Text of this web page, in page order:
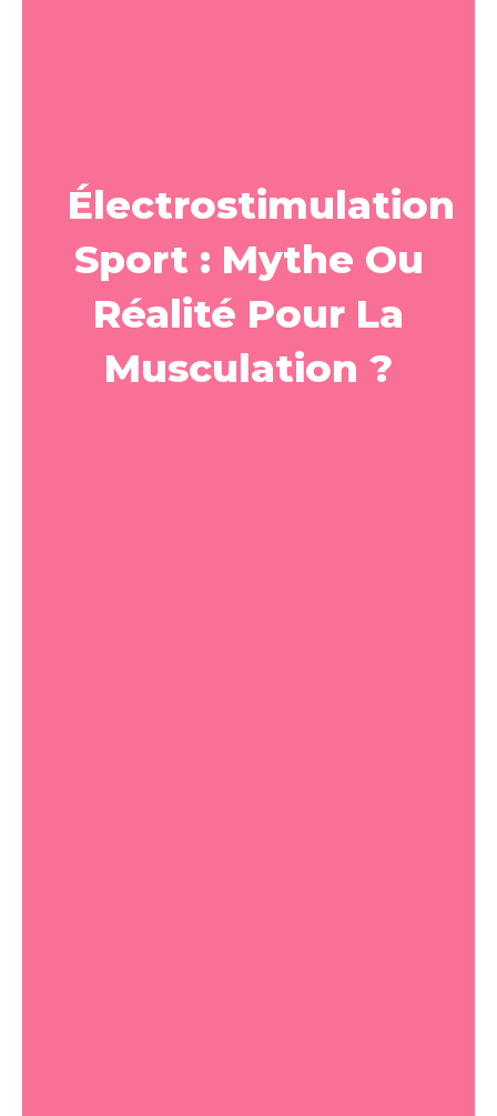
Électrostimulation
Sport : Mythe Ou
Réalité Pour La
Musculation ?